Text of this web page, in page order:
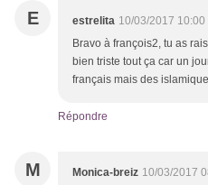
E estrelita 10/03/2017 10:00
Bravo à françois2, tu as
bien triste tout ça car un
français mais des
Répondre
M Monica-breiz 10/03/2017